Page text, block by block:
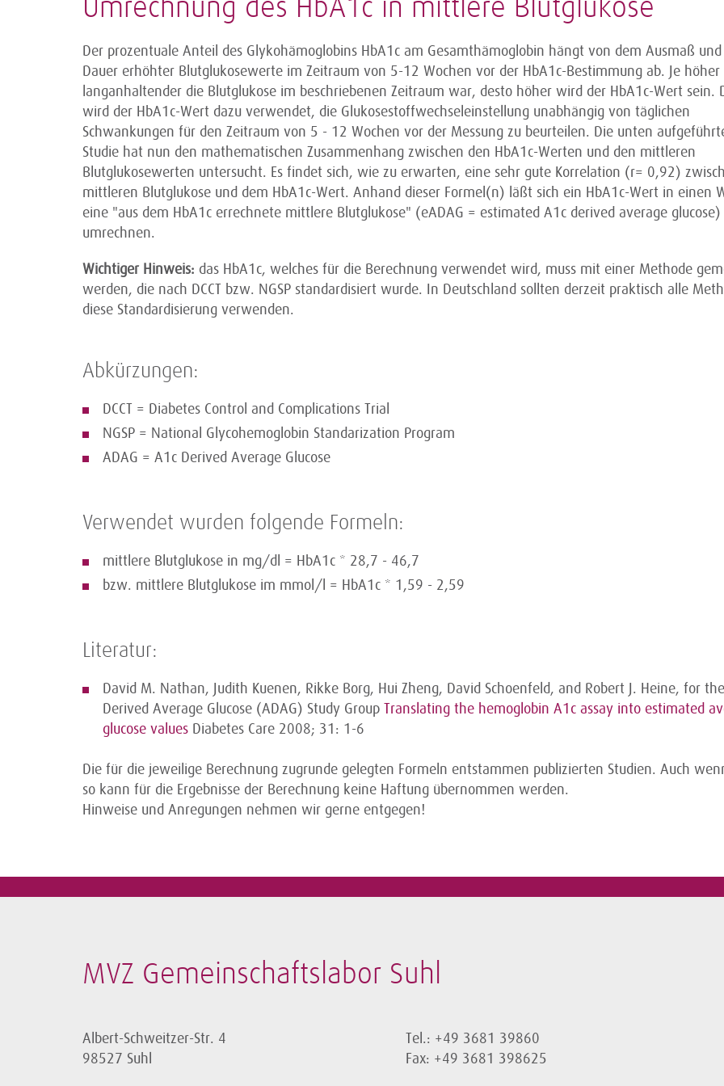
Umrechnung des HbA1c in mittlere Blutglukose
Der prozentuale Anteil des Glykohämoglobins HbA1c am Gesamthämoglobin hängt von dem Ausmaß
Dauer erhöhter Blutglukosewerte im Zeitraum von 5-12 Wochen vor der HbA1c-Bestimmung ab. Je höher
langanhaltender die Blutglukose im beschriebenen Zeitraum war, desto höher wird der HbA1c-Wert sein.
wird der HbA1c-Wert dazu verwendet, die Glukosestoffwechseleinstellung unabhängig von täglichen
Schwankungen für den Zeitraum von 5 - 12 Wochen vor der Messung zu beurteilen. Die unten
Studie hat nun den mathematischen Zusammenhang zwischen den HbA1c-Werten und den mittleren
Blutglukosewerten untersucht. Es findet sich, wie zu erwarten, eine sehr gute Korrelation (r= 0,92)
mittleren Blutglukose und dem HbA1c-Wert. Anhand dieser Formel(n) läßt sich ein HbA1c-Wert in einen
eine "aus dem HbA1c errechnete mittlere Blutglukose" (eADAG = estimated A1c derived average glucose)
umrechnen.
Wichtiger Hinweis: das HbA1c, welches für die Berechnung verwendet wird, muss mit einer Methode
werden, die nach DCCT bzw. NGSP standardisiert wurde. In Deutschland sollten derzeit praktisch alle
diese Standardisierung verwenden.
Abkürzungen:
DCCT = Diabetes Control and Complications Trial
NGSP = National Glycohemoglobin Standarization Program
ADAG = A1c Derived Average Glucose
Verwendet wurden folgende Formeln:
mittlere Blutglukose in mg/dl = HbA1c * 28,7 - 46,7
bzw. mittlere Blutglukose im mmol/l = HbA1c * 1,59 - 2,59
Literatur:
David M. Nathan, Judith Kuenen, Rikke Borg, Hui Zheng, David Schoenfeld, and Robert J. Heine, for
Derived Average Glucose (ADAG) Study Group Translating the hemoglobin A1c assay into estimated
glucose values Diabetes Care 2008; 31: 1-6
Die für die jeweilige Berechnung zugrunde gelegten Formeln entstammen publizierten Studien. Auch
so kann für die Ergebnisse der Berechnung keine Haftung übernommen werden.
Hinweise und Anregungen nehmen wir gerne entgegen!
MVZ Gemeinschaftslabor Suhl
Albert-Schweitzer-Str. 4
98527 Suhl
Tel.: +49 3681 39860
Fax: +49 3681 398625